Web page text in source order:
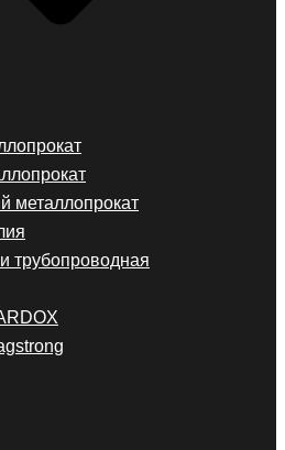
металлопрокат
трубопроводная